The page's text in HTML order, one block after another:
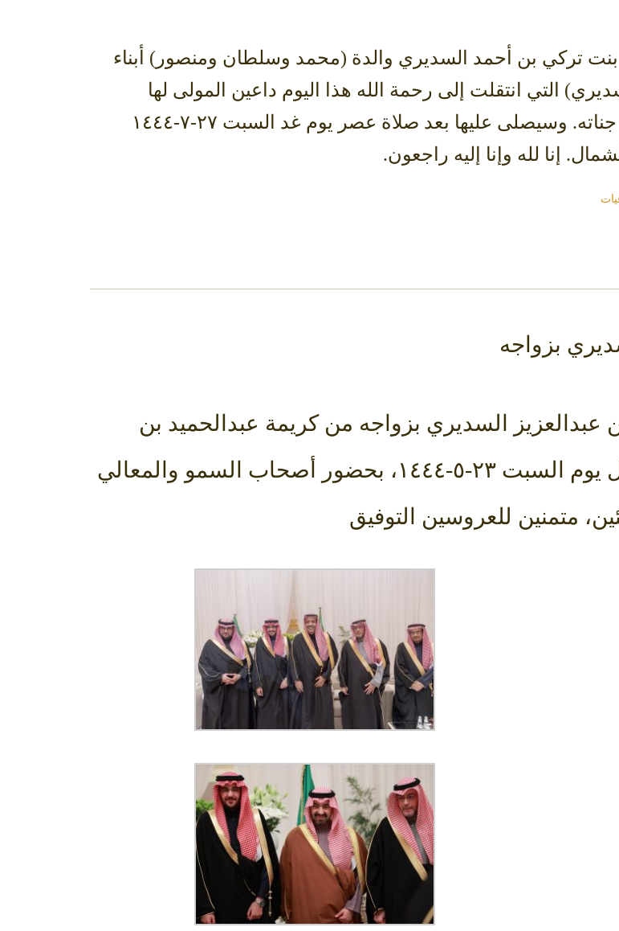
تركي بن أحمد السديري والدة (محمد وسلطان ومنصور) أبناء
التي انتقلت إلى رحمة الله هذا اليوم داعين المولى لها
بالمغفرة والرحمة وأن يسكنها فسيح جناته. وسيصلى عليها بعد صلاة عصر يوم غد السبت ٢٧-٧-١٤٤٤
إنا لله وإنا إليه راجعون.
بزواجه
عبدالعزيز السديري بزواجه من كريمة عبدالحميد بن
محمد الحسين، أقيم الحفل يوم السبت ٢٣-٥-١٤٤٤، بحضور أصحاب السمو والمعالي
متمنين للعروسين التوفيق